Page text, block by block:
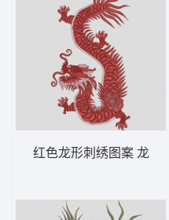
红色龙形刺绣图案 龙